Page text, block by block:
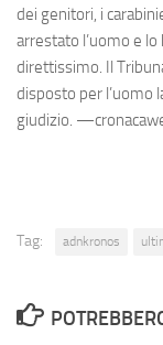
dei genitori, i
arrestato l’uomo e
direttissimo. Il
disposto per l’uomo
giudizio.
Tag: adnkronos